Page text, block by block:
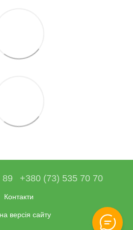
89 +380 (73) 535 70 70
Контакти
версія сайту